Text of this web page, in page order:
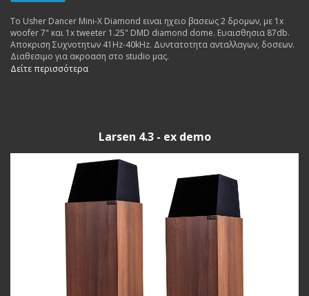
Το Usher Dancer Mini-X Diamond ειναι ηχειο βασεως 2 δρομων, με 1x
woofer 7" και 1x tweeter 1.25" DMD diamond dome. Ευαισθησια 87db.
Αποκριση Συχνοτητων 41Hz-40kHz. Δυντατοτητα ανταλλαγων, δοσεων.
Διαθεσιμο για ακροαση στο studio μας.
Δείτε περισσότερα
Larsen 4.3 - ex demo